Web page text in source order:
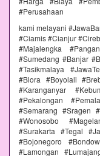
#Perusahaan
kami melayani
#Ciamis #Cianjur
#Majalengka
#Sumedang #Banjar
#Tasikmalaya
#Blora #Boyolali
#Karanganyar
#Pekalongan
#Semarang #Sragen
#Wonosobo
#Surakarta #Tegal
#Bojonegoro
#Lamongan